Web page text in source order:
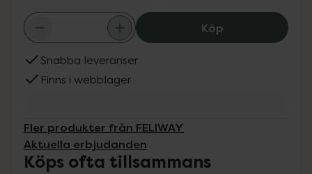
KöpFeliway Classic
Snabba leveranser
Finns i webblager
Fler produkter från FELIWAY
Aktuella erbjudanden
Köps ofta tillsammans